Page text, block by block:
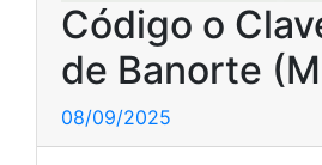
Código o
de Banorte
08/09/2025